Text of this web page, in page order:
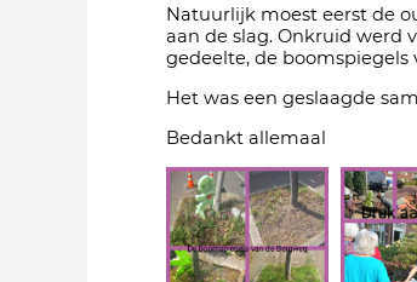
Natuurlijk moest eerst de
aan de slag. Onkruid werd
gedeelte, de
Het was een geslaagde
Bedankt allemaal